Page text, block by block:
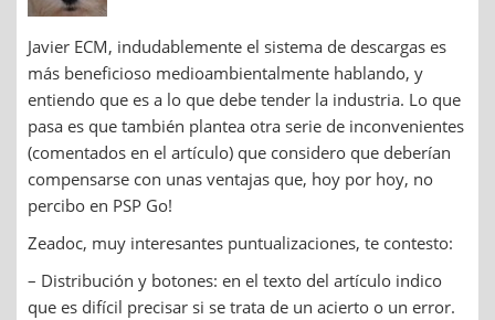
Javier ECM, indudablemente el sistema de descargas es
más beneficioso medioambientalmente hablando, y
entiendo que es a lo que debe tender la industria. Lo que
pasa es que también plantea otra serie de inconvenientes
(comentados en el artículo) que considero que deberían
compensarse con unas ventajas que, hoy por hoy, no
percibo en PSP Go!
Zeadoc, muy interesantes puntualizaciones, te contesto:
– Distribución y botones: en el texto del artículo indico
que es difícil precisar si se trata de un acierto o un error.